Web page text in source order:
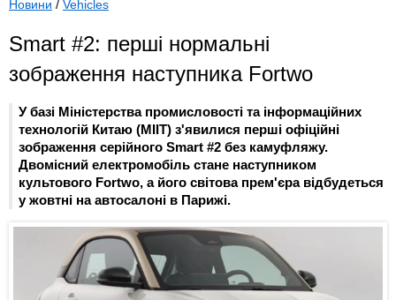
Новини / Vehicles
Smart #2: перші нормальні
зображення наступника Fortwo
У базі Міністерства промисловості та інформаційних
технологій Китаю (MIIT) з'явилися перші офіційні
зображення серійного Smart #2 без камуфляжу.
Двомісний електромобіль стане наступником
культового Fortwo, а його світова прем'єра відбудеться
у жовтні на автосалоні в Парижі.